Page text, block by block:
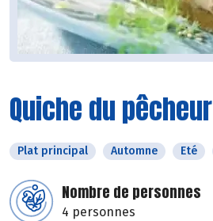
Quiche du pêcheur
Plat principal Automne Eté
Nombre de personnes
4 personnes